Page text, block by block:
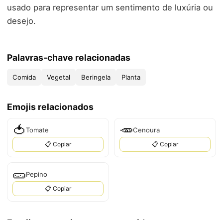
usado para representar um sentimento de luxúria ou
desejo.
Palavras-chave relacionadas
Comida Vegetal Beringela Planta
Emojis relacionados
🍅Tomate
📋 Copiar
🥕Cenoura
📋 Copiar
🥒Pepino
📋 Copiar